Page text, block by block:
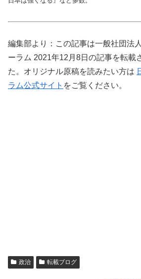
編集部より：この記事は一般社団法
ーラム 2021年12月8日の記事を転載
た。オリジナル原稿を読みたい方は
ラム公式サイト をご覧ください。
政治 転載ブログ